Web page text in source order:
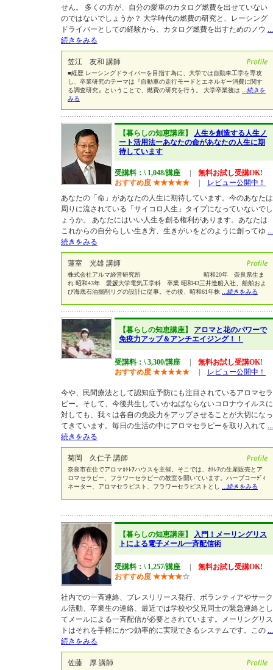
せん。 多くの方が、自分の愛車のカタログ燃費を出せていない
のではないでしょうか？ 大学時代の燃費の研究と、レーシング
ドライバーとしての経験から、カタログ燃費を出すためのノウ ...
続きをみる
笠江 友和 講師
■経歴 レーシングドライバーを目指す為に、大学では自動車工学を専攻
し、卒業研究のテーマは『自動車の走行モードとエネルギー消費に関す
る調査研究』ということで、燃費の研究を行う。 大学卒業後は
...続きを
みる
【暮らしの知恵講座】 人生を創造する人生ノ
ート活用法ーあなたの命があなたの人生に期
待しています
受講料：\ 1,048/講座
無料お試し受講OK!
おすすめ度 ★★★★★
レビュー公開中！
あなたの「命」があなたの人生に期待しています。今のあなたは
周りに流されている「サイコロ人生」タイプになっていないでし
ょうか。 あなたにはいい人生を創る権利があります。あなたは
これからの自分らしい生き方、生きがいをどのように創ってゆ ...
続きをみる
蓮室 光雄 講師
株式会社アルマ経営研究所 昭和20年 奈良県生ま
れ 昭和43年 愛媛大学電気工学科 卒業 昭和43三井造船入社、船舶およ
び海底石油掘削リグの設計に従事。その後、昭和61年株
...続きをみる
【暮らしの知恵講座】 アロマと花のパワーで
免疫力アップ＆アンチエイジング！！
受講料：\ 3,300/講座
無料お試し受講OK!
おすすめ度 ★★★★★ レビュー公開中！
今や、民間療法として認知症予防にも注目されているアロマセラ
ピー。そして、今後共生していかねばならないコロナウイルスに
対しても、我々は各自の免疫力をアップさせることが大切になっ
てきています。毎日の生活の中にアロマセラピーを取り入れて ...
続きをみる
菊岡 久仁子 講師
奈良市在住でアロマｶﾄﾚｱハウスを主催。そこでは、ｶﾄﾚｱの生産販売とア
ロマセラピー、フラワーセラピーの教室を開いています。ハーブコーﾃﾞｨ
ネーター、アロマセラピスト、フラワーセラピストとし
...続きをみる
【暮らしの知恵講座】 入門！メーリングリス
トによる電子メール一斉配信術
受講料：\ 1,257/講座
無料お試し受講OK!
おすすめ度 ★★★★☆
社内での一斉連絡、プレスリリース発行、ボランティアやサーク
ル活動、卒業生の連絡、最近では学校や父兄同士の緊急連絡とし
てメールによる一斉配信が必要とされています。メーリングリス
トはそれを手軽にかつ効率的に実現できるシステムです。この ...
続きをみる
佐藤 厚 講師